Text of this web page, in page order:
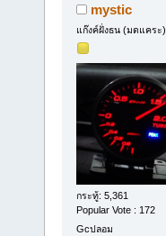
mystic
แก๊งค์ฝั่งธน (มดแคระ)
กระทู้: 5,361
Popular Vote : 172
Gcปลอม